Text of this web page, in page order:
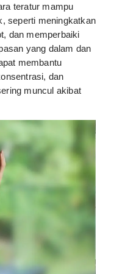
teratur mampu
seperti meningkatkan
dan memperbaiki
yang dalam dan
membantu
dan
muncul akibat